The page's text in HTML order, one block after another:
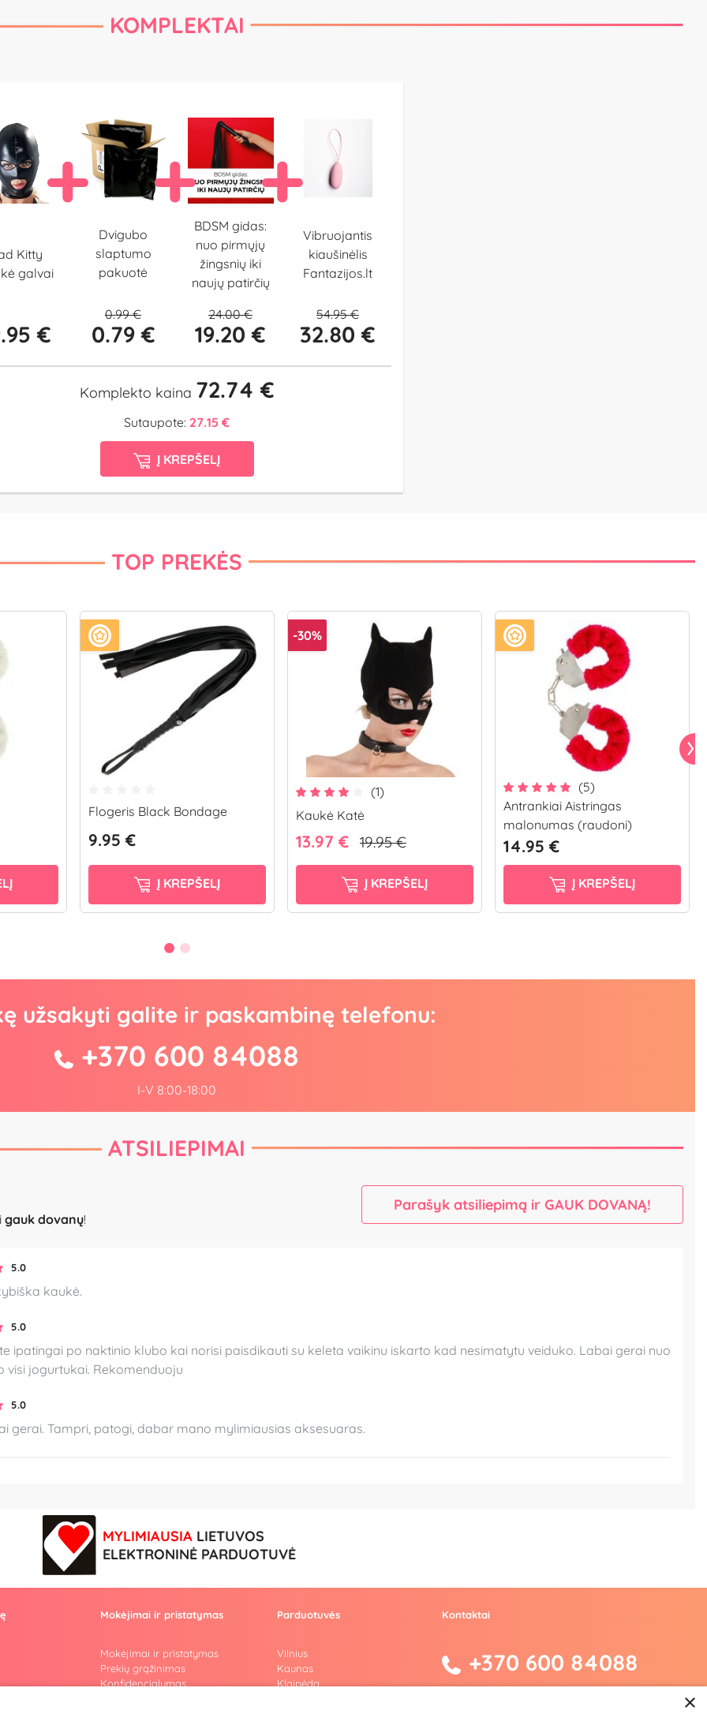
KOMPLEKTAI
Kitty
galvai
€
Dvigubo
slaptumo
pakuotė
0.99 €
0.79 €
BDSM gidas:
nuo pirmųjų
žingsnių iki
naujų patirčių
24.00 €
19.20 €
Vibruojantis
kiaušinėlis
Fantazijos.lt
54.95 €
32.80 €
Komplekto kaina 72.74 €
Sutaupote: 27.15 €
Į KREPŠELĮ
TOP PREKĖS
Flogeris Black Bondage
9.95 €
Į KREPŠELĮ
-30%
(1)
Kaukė Katė
13.97 € 19.95 €
Į KREPŠELĮ
(5)
Antrankiai Aistringas
malonumas (raudoni)
14.95 €
Į KREPŠELĮ
užsakyti galite ir paskambinę telefonu:
+370 600 84088
I-V 8:00-18:00
ATSILIEPIMAI
gauk dovanų!
Parašyk atsiliepimą ir GAUK DOVANĄ!
5.0
kaukė.
5.0
ipatingai po naktinio klubo kai norisi paisdikauti su keleta vaikinu iskarto kad nesimatytu veiduko. Labai gerai nuo
visi jogurtukai. Rekomenduoju
5.0
gerai. Tampri, patogi, dabar mano mylimiausias aksesuaras.
MYLIMIAUSIA LIETUVOS
ELEKTRONINĖ PARDUOTUVĖ
Mokėjimai ir pristatymas
Mokėjimai ir pristatymas
Prekių grąžinimas
Konfidencialumas
Parduotuvės
Vilnius
Kaunas
Klaipėda
Kontaktai
+370 600 84088
×